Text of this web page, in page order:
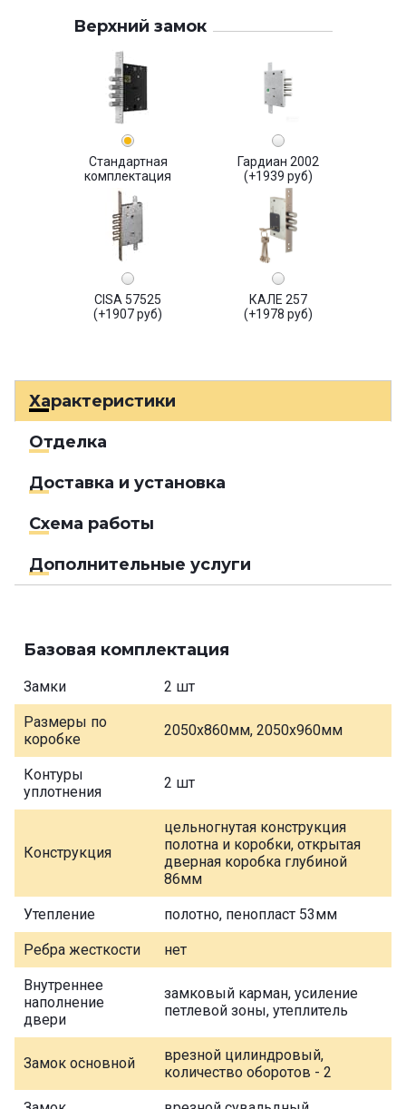
Верхний замок
Стандартная
комплектация
Гардиан 2002
(+1939 руб)
CISA 57525
(+1907 руб)
КАЛЕ 257
(+1978 руб)
Характеристики
Отделка
Доставка и установка
Схема работы
Дополнительные услуги
Базовая комплектация
Замки 2 шт
Размеры по
коробке
2050х860мм, 2050х960мм
Контуры
уплотнения
2 шт
Конструкция
цельногнутая конструкция
полотна и коробки, открытая
дверная коробка глубиной
86мм
Утепление полотно, пенопласт 53мм
Ребра жесткости нет
Внутреннее
наполнение
двери
замковый карман, усиление
петлевой зоны, утеплитель
Замок основной
врезной цилиндровый,
количество оборотов - 2